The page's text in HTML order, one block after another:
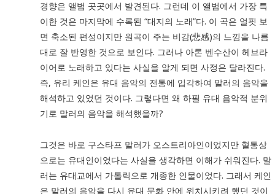
경향은 앨범 곳곳에서 발견된다. 그런데 이 앨범에서 가장 특
이한 것은 마지막에 수록된 “대지의 노래”다. 이 곡은 얼핏 보
면 축소된 편성이지만 원곡이 주는 비감(悲感)의 느낌을 나름
대로 잘 반영한 것으로 보인다. 그러나 아론 벤수산이 헤브라
이어로 노래하고 있다는 사실을 알게 되면 사정은 달라진다.
즉, 유리 케인은 유대 음악의 전통에 입각하여 말러의 음악을
해석하고 있었던 것이다. 그렇다면 왜 하필 유대 음악적 분위
기로 말러의 음악을 해석했을까?
그것은 바로 구스타프 말러가 오스트리아인이었지만 혈통상
으로는 유대인이었다는 사실을 생각하면 이해가 쉬워진다. 말
러는 유대교에서 가톨릭으로 개종한 인물이었다. 그래서 케인
은 말러의 음악을 다시 유대 문화 안에 위치시키려 했던 것이